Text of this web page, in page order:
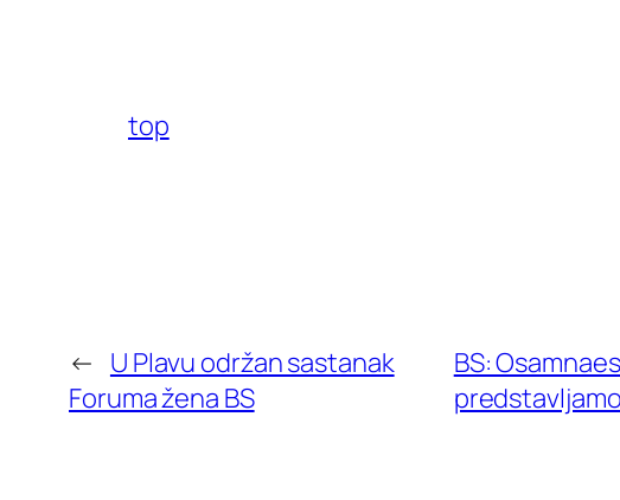
top
← U Plavu održan sastanak
Foruma žena BS
BS: